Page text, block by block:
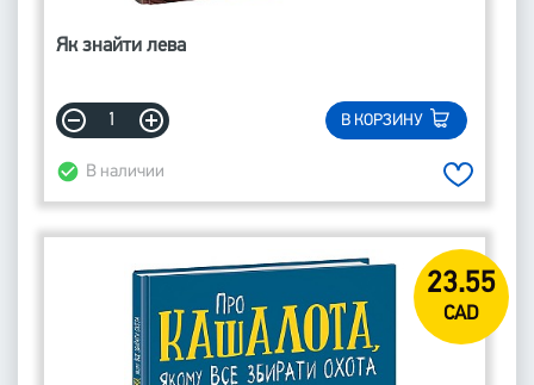
Як знайти лева
В КОРЗИНУ
В наличии
23.55
CAD